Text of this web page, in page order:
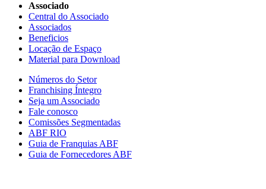
Associado
Central do Associado
Associados
Beneficios
Locação de Espaço
Material para Download
Números do Setor
Franchising Íntegro
Seja um Associado
Fale conosco
Comissões Segmentadas
ABF RIO
Guia de Franquias ABF
Guia de Fornecedores ABF